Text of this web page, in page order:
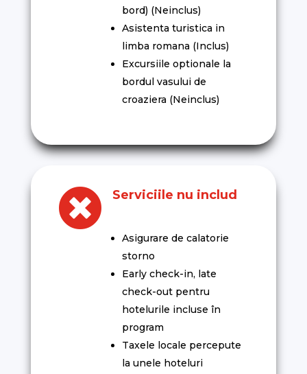
bord) (Neinclus)
Asistenta turistica in
limba romana (Inclus)
Excursiile optionale la
bordul vasului de
croaziera (Neinclus)
 Serviciile nu includ
Asigurare de calatorie
storno
Early check-in, late
check-out pentru
hotelurile incluse în
program
Taxele locale percepute
la unele hoteluri